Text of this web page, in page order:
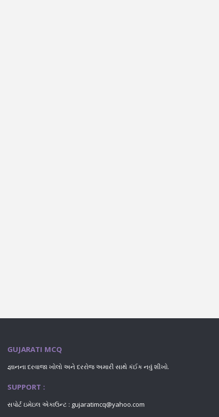
GUJARATI MCQ
જ્ઞાનના દરવાજા ખોલો અને દરરોજ અમારી સાથે કંઈક નવું શીખો.
SUPPORT :
સપોર્ટ ઇમેઇલ એકાઉન્ટ : gujaratimcq@yahoo.com